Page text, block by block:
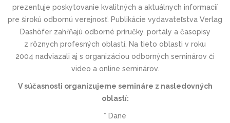
prezentuje poskytovanie kvalitných a aktuálnych informacií
pre širokú odbornú verejnosť. Publikácie vydavateľstva Verlag
Dashöfer zahŕňajú odborné príručky, portály a časopisy
z rôznych profesných oblastí. Na tieto oblasti v roku
2004 nadviazali aj s organizáciou odborných seminárov či
video a online seminárov.
V súčasnosti organizujeme semináre z nasledovných
oblastí:
* Dane